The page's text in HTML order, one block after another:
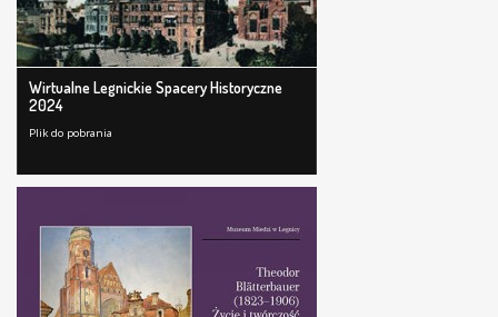
Wirtualne Legnickie Spacery Historyczne
2024
Plik do pobrania